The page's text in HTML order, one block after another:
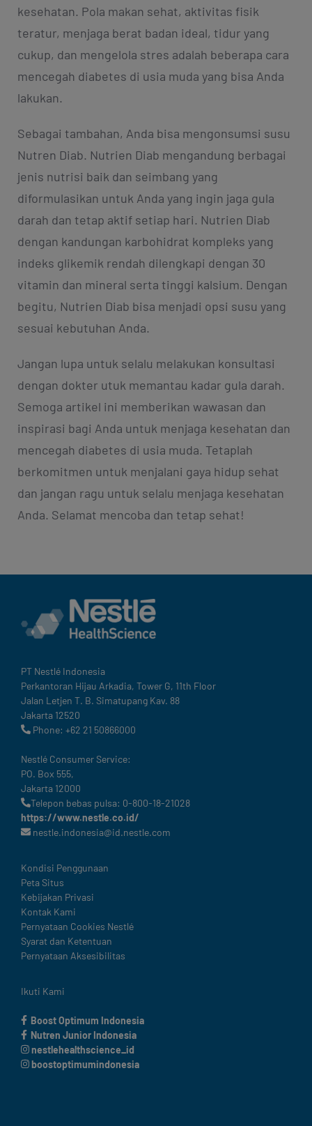
kesehatan. Pola makan sehat, aktivitas fisik
teratur, menjaga berat badan ideal, tidur yang
cukup, dan mengelola stres adalah beberapa cara
mencegah diabetes di usia muda yang bisa Anda
lakukan.
Sebagai tambahan, Anda bisa mengonsumsi susu
Nutren Diab. Nutrien Diab mengandung berbagai
jenis nutrisi baik dan seimbang yang
diformulasikan untuk Anda yang ingin jaga gula
darah dan tetap aktif setiap hari. Nutrien Diab
dengan kandungan karbohidrat kompleks yang
indeks glikemik rendah dilengkapi dengan 30
vitamin dan mineral serta tinggi kalsium. Dengan
begitu, Nutrien Diab bisa menjadi opsi susu yang
sesuai kebutuhan Anda.
Jangan lupa untuk selalu melakukan konsultasi
dengan dokter utuk memantau kadar gula darah.
Semoga artikel ini memberikan wawasan dan
inspirasi bagi Anda untuk menjaga kesehatan dan
mencegah diabetes di usia muda. Tetaplah
berkomitmen untuk menjalani gaya hidup sehat
dan jangan ragu untuk selalu menjaga kesehatan
Anda. Selamat mencoba dan tetap sehat!
PT Nestlé Indonesia
Perkantoran Hijau Arkadia, Tower G, 11th Floor
Jalan Letjen T. B. Simatupang Kav. 88
Jakarta 12520
Phone: +62 21 50866000
Nestlé Consumer Service:
PO. Box 555,
Jakarta 12000
Telepon bebas pulsa: 0-800-18-21028
https://www.nestle.co.id/
nestle.indonesia@id.nestle.com
Legal
Kondisi Penggunaan
Peta Situs
Kebijakan Privasi
Kontak Kami
Pernyataan Cookies Nestlé
Syarat dan Ketentuan
Pernyataan Aksesibilitas
Ikuti Kami
Boost Optimum Indonesia
Nutren Junior Indonesia
nestlehealthscience_id
boostoptimumindonesia